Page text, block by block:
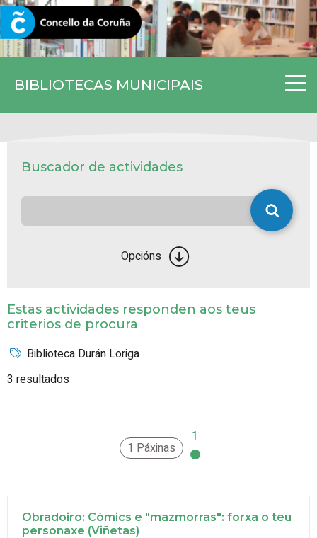
BIBLIOTECAS MUNICIPAIS
CORUNA.GAL
Buscador de actividades
Opcións
Estas actividades responden aos teus
criterios de procura
Biblioteca Durán Loriga
3 resultados
1 Páxinas
1
Obradoiro: Cómics e "mazmorras": forxa o teu
personaxe (Viñetas)